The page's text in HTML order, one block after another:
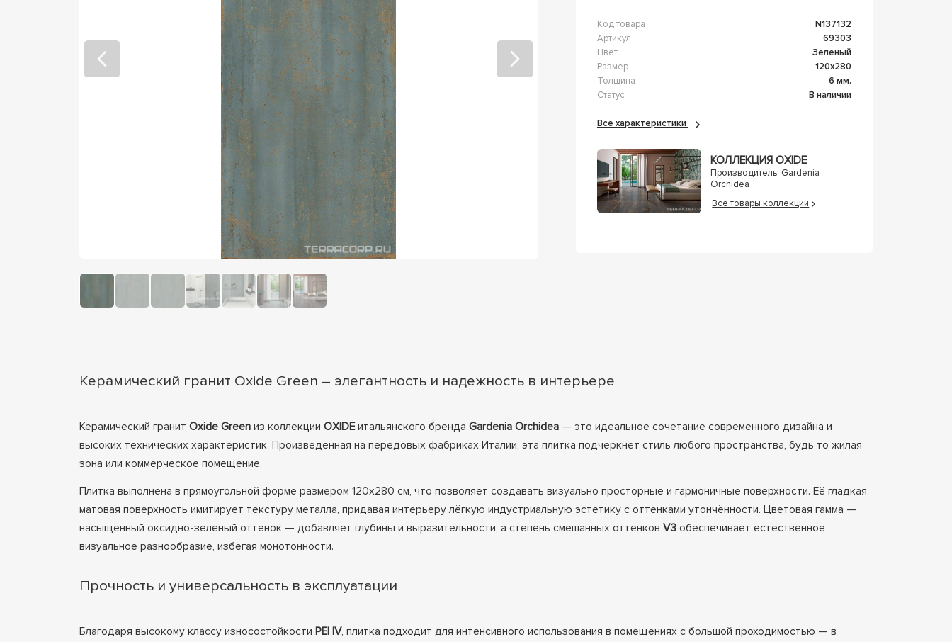
Код товара
n137132
Артикул
69303
Цвет
Зеленый
Размер
120x280
Толщина
6 мм.
Статус
В наличии
Все характеристики
КОЛЛЕКЦИЯ OXIDE
Производитель: Gardenia
Orchidea
Все товары коллекции
Керамический гранит Oxide Green – элегантность и надежность в интерьере
Керамический гранит Oxide Greenиз коллекции OXIDEитальянского бренда Gardenia Orchidea— это идеальное сочетание современного дизайна и
высоких технических характеристик. Произведённая на передовых фабриках Италии, эта плитка подчеркнёт стиль любого пространства, будь то жилая
зона или коммерческое помещение.
Плитка выполнена в прямоугольной форме размером 120x280 см, что позволяет создавать визуально просторные и гармоничные поверхности. Её гладкая
матовая поверхность имитирует текстуру металла, придавая интерьеру лёгкую индустриальную эстетику с оттенками утончённости. Цветовая гамма —
насыщенный оксидно-зелёный оттенок — добавляет глубины и выразительности, а степень смешанных оттенков V3обеспечивает естественное
визуальное разнообразие, избегая монотонности.
Прочность и универсальность в эксплуатации
Благодаря высокому классу износостойкости PEI IV, плитка подходит для интенсивного использования в помещениях с большой проходимостью — в